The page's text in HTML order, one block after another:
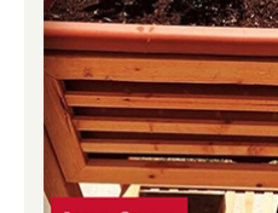
ที่เราปลูกและขนาดสว
หลายปีที่ผ่านมาตามฤดู
บางปีตารางเวลาข
อนุญาตให้มีเวลาทําสวน
ไปเช่นกันเนื่องจากคว
เปลี่